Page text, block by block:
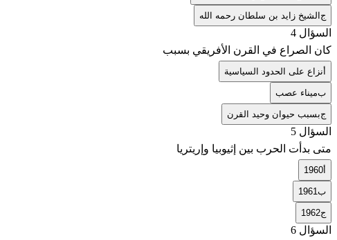
ج الشيخ زايد بن سلطان رحمه الله
السؤال 4
كان الصراع في القرن الأفريقي بسبب
أنزاع على الحدود السياسية
بميناء عصب
جبسبب حيوان وحيد القرن
السؤال 5
متى بدأت الحرب بين إثيوبيا وإريتريا
أ1960
ب 1961
ج1962
السؤال 6